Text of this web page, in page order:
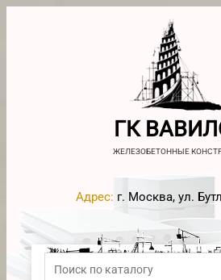
ГК
ЖЕЛЕЗОБЕТОННЫЕ
Адрес: г. Москва, ул.